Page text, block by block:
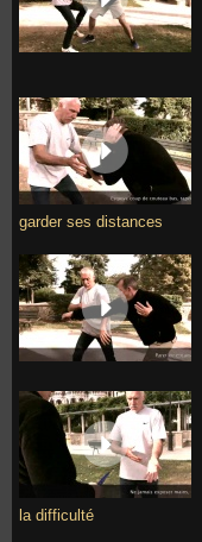
garder ses distances
la difficulté